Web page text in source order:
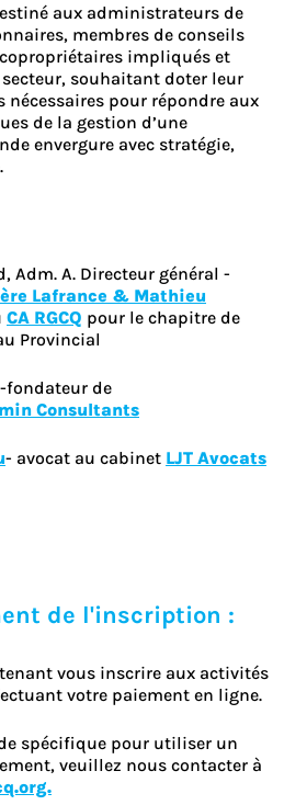
aux administrateurs de
membres de conseils
impliqués et
souhaitant doter leur
pour répondre aux
de la gestion d’une
envergure avec stratégie,
Adm. A. Directeur général -
Lafrance & Mathieu
CA RGCQ pour le chapitre de
Provincial
fondateur de
Consultants
- avocat au cabinet LJT Avocats
de l'inscription :
vous inscrire aux activités
votre paiement en ligne.
spécifique pour utiliser un
veuillez nous contacter à